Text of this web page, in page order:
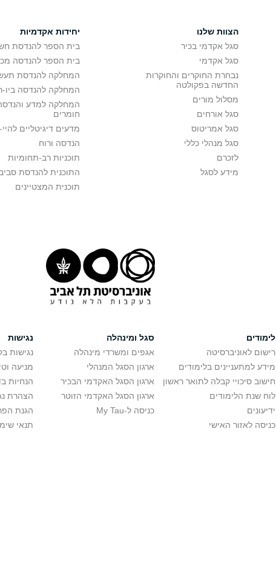
הצוות שלנו
סגל אקדמי בכיר
סגל אקדמי
נבחרת החוקרים והחוקרות
החדשה בפקולטה
מסלול מורים
סגל אורחים
סגל אמריטוס
סגל מנהלי כללי
לזכרם
מידע לסגל
יחידות אקדמיות
בית הספר להנדסת
בית הספר להנדסה
המחלקה להנדסת
המחלקה להנדסה ביו-
המחלקה למדע
חומרים
מדעים דיגיטליים
הנדסה ורוח
תוכניות רב-תחומיות
התוכנית להנדסת
תוכנית המצטיינים
לימודים
רישום לאוניברסיטה
מידע למתעניינים בלימודים
חישוב סיכויי קבלה לתואר ראשון
לוח שנת הלימודים
ידיעונים
כניסה לאזור האישי
סגל ומינהלה
אגפים ומשרדי מינהלה
ארגון הסגל המנהלי
ארגון הסגל האקדמי הבכיר
ארגון הסגל האקדמי הזוטר
כניסה ל-My Tau
נגישות
נגישות
מניעה
הנחיות
הצהרת
הגנת
תנאי